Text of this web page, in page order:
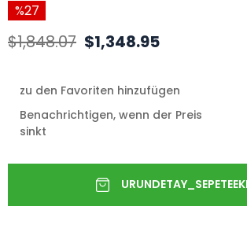
27
$1,848.07 $1,348.95
zu den Favoriten hinzufügen
Benachrichtigen, wenn der Preis
sinkt